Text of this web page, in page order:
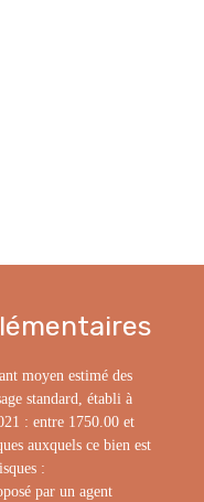
moyen estimé des
standard, établi à
: entre 1750.00 et
auxquels ce bien est
:
par un agent